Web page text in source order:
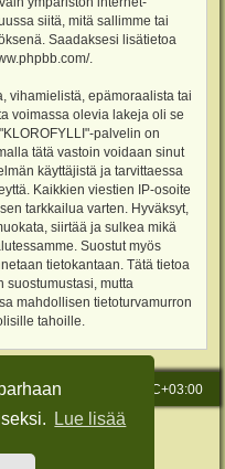
Lue lisää
siitä, mitä sallimme tai
Saadaksesi lisätietoa
.
vihamielistä, epämoraalista tai
voimassa olevia lakeja oli se
palvelin on
tätä vastoin voidaan sinut
käyttäjistä ja tarvittaessa
Kaikkien viestien IP-osoite
tarkkailua varten. Hyväksyt,
siirtää ja sulkea mikä
Suostut myös
tietokantaan. Tätä tietoa
mutta
mahdollisen tietoturvamurron
tahoille.
Kaikki ajat ovat UTC+03:00
Software © phpBB Limited